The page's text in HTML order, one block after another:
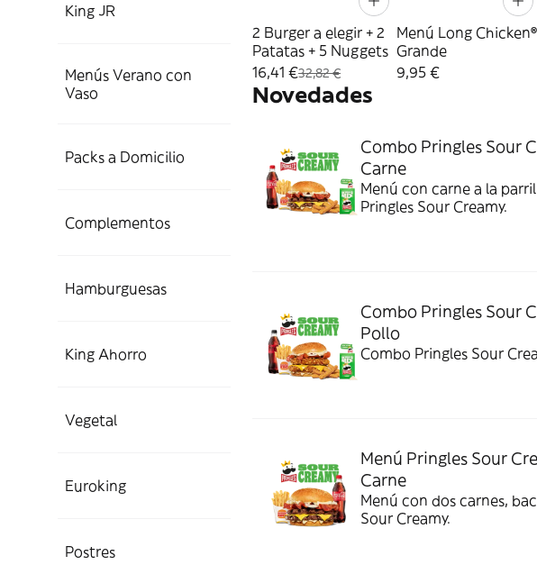
King JR
Menús Verano con
Vaso
Packs a Domicilio
Complementos
Hamburguesas
King Ahorro
Vegetal
Euroking
Postres
2 Burger a elegir + 2
Patatas + 5 Nuggets
16,41 €32,82 €
Menú Long Chicken®
Grande
9,95 €
Novedades
Combo Pringles Sour
Carne
Menú con carne a la
Pringles Sour Creamy.
Combo Pringles Sour
Pollo
Combo Pringles Sour
Menú Pringles Sour
Carne
Menú con dos carnes,
Sour Creamy.